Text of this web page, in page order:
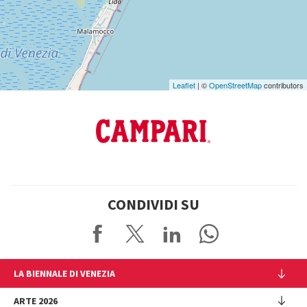
Leaflet | ©OpenStreetMapcontributors
CONDIVIDI SU
LA BIENNALE DI VENEZIA
L'Istituzione
ARTE 2026